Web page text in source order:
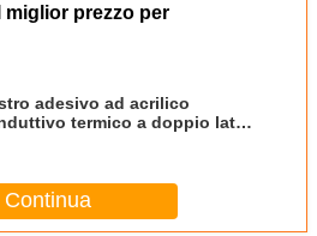
miglior prezzo per
adesivo ad acrilico
termico a doppio lato
Continua